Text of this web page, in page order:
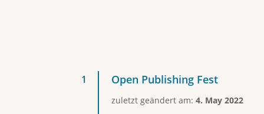
Open Publishing Fest
zuletzt geändert am: 4. May 2022